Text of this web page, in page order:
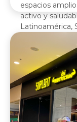
espacios
activo y
Latinoamérica,
acceso al
comodidad en